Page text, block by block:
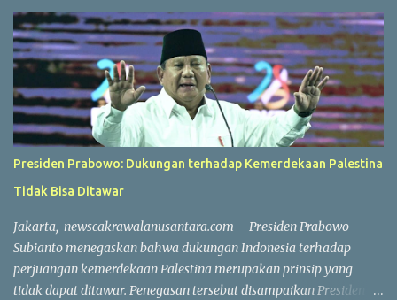
Soccer, Batu Belah, Kecamatan Kampar, Kamis (23/7/2026),
menjadi ajang mempererat silaturahmi sekaligus menjaga
kebugaran jasmani bagi Aparatur Sipil Negara (ASN) dan PPPK di
lingkungan Pemerintah Kabupaten Kampar. Sejak peluit awal
dibunyikan yang dipimpin wasit Profesional Salis tersebut, kedua
tim langsung menampilkan permainan atraktif. Saling
menyerang, menciptakan peluang, hingga aksi penyelamatan
gemilang dari para penjaga gawang membuat pertandingan
berlangsung seru dan menghibur. Meski bertajuk laga
kompetitif dengan menjunjung tinggi nilai sportivitas,
pertandingan berlangsun...
Presiden Prabowo: Dukungan terhadap Kemerdekaan Palestina
Tidak Bisa Ditawar
Jakarta, newscakrawalanusantara.com - Presiden Prabowo
Subianto menegaskan bahwa dukungan Indonesia terhadap
perjuangan kemerdekaan Palestina merupakan prinsip yang
tidak dapat ditawar. Penegasan tersebut disampaikan Presiden